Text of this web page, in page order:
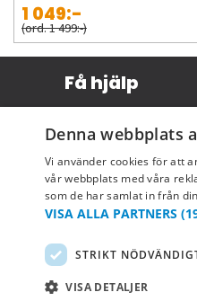
1 049:-
(ord. 1 499:-)
Få hjälp
Leverans & betalning
Returer & byten
Vanliga frågor
Denna webbplats
Vi använder cookies för att
vår webbplats med våra
som de har samlat in från
VISA ALLA PARTNERS
STRIKT
VISA DETALJER